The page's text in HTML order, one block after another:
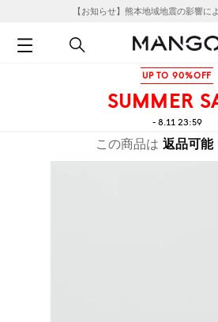
【お知らせ】熊本地域地震の影響に
UP TO 90%OFF
SUMMER
- 8.11 23:59
この商品は 返品可能